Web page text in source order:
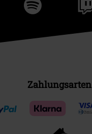
Zahlungsarten